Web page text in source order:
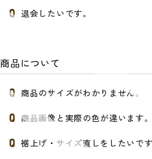
退会したいです。
商品について
商品のサイズがわかりません。
商品画像と実際の色が違います。
裾上げ・サイズ直しをしたいです